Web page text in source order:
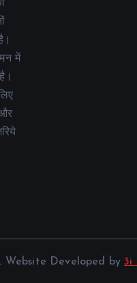
में
Website Developed by3i